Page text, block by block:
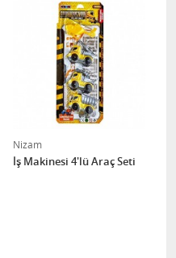
Nizam
İş Makinesi 4'lü Araç Seti